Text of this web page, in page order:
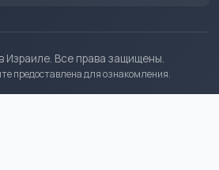
Израиле. Все права защищены.
предоставлена для ознакомления.